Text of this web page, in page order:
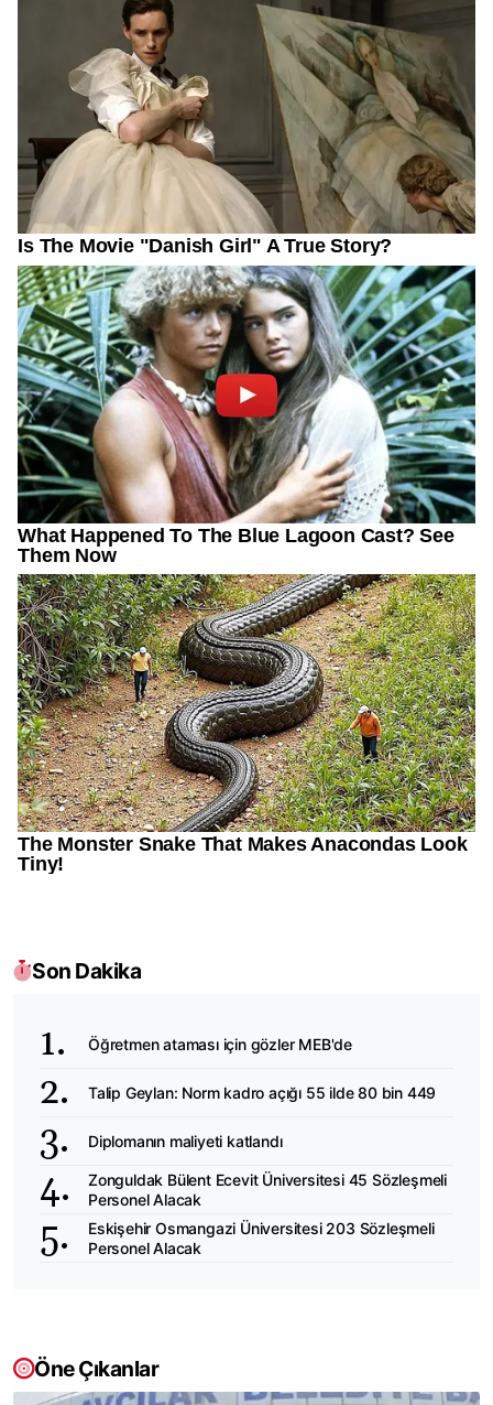
Son Dakika
Öğretmen ataması için gözler MEB'de
Talip Geylan: Norm kadro açığı 55 ilde 80 bin 449
Diplomanın maliyeti katlandı
Zonguldak Bülent Ecevit Üniversitesi 45 Sözleşmeli
Personel Alacak
Eskişehir Osmangazi Üniversitesi 203 Sözleşmeli
Personel Alacak
Öne Çıkanlar